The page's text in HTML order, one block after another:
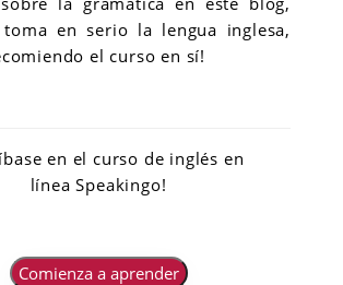
en serio la lengua inglesa,
el curso en sí!
en el curso de inglés en
línea Speakingo!
Comienza a aprender